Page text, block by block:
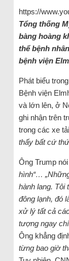
https://
Tổng thống
bàng hoàng
thể bệnh
bệnh viện
Phát biểu
Bệnh viện
và lớn lên, ở
ghi nhận trên
trong các xe
thấy bất cứ
Ông Trump nói
hình“…
hành lang. Tôi
đông lạnh, đó
xử lý tất cả
tượng ngay
Ông khẳng
từng bao giờ